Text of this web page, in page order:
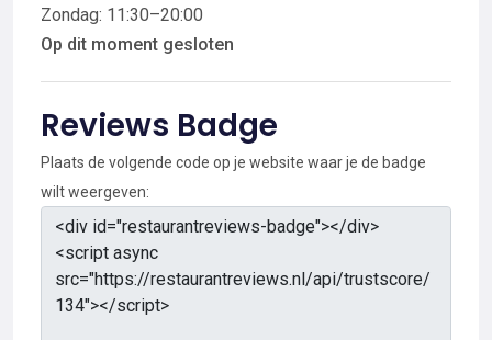
Zondag: 11:30–20:00
Op dit moment gesloten
Reviews Badge
Plaats de volgende code op je website waar je de badge
wilt weergeven: